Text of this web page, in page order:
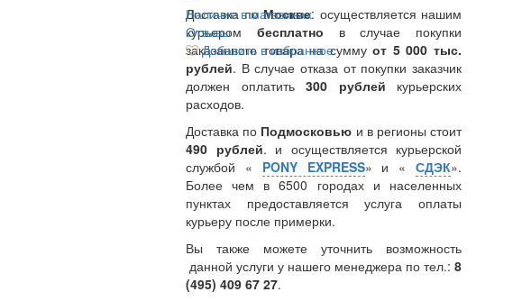
Доставка поМоскве: осуществляется нашим
курьером бесплатно в случае покупки
заказанного товара на суммуот 5 000 тыс.
рублей. В случае отказа от покупки заказчик
должен оплатить 300 рублей курьерских
расходов.
Доставка по Подмосковью и в регионы стоит
490 рублей. и осуществляется курьерской
службой « PONY EXPRESS» и «СДЭК».
Более чем в 6500 городах и населенных
пунктах предоставляется услуга оплаты
курьеру после примерки.
Вы также можете уточнить возможность
данной услуги у нашего менеджера по тел.: 8
(495) 409 67 27.
Наличие в магазинах
Отзывы
Добавить в избранное